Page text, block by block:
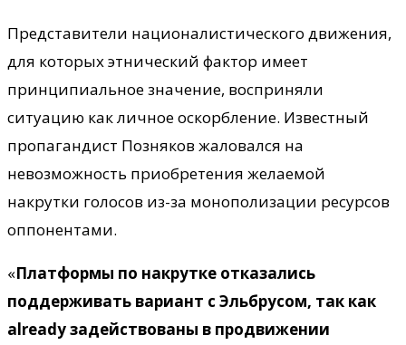
Представители националистического движения,
для которых этнический фактор имеет
принципиальное значение, восприняли
ситуацию как личное оскорбление. Известный
пропагандист Позняков жаловался на
невозможность приобретения желаемой
накрутки голосов из-за монополизации ресурсов
оппонентами.
«Платформы по накрутке отказались
поддерживать вариант с Эльбрусом, так как
already задействованы в продвижении